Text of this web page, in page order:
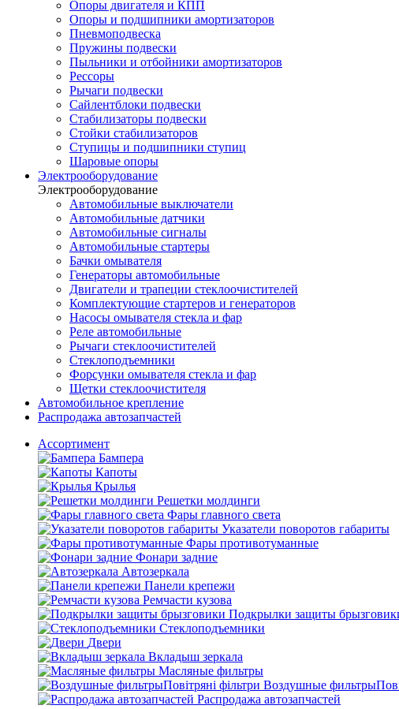
Опоры двигателя и КПП
Опоры и подшипники амортизаторов
Пневмоподвеска
Пружины подвески
Пыльники и отбойники амортизаторов
Рессоры
Рычаги подвески
Сайлентблоки подвески
Стабилизаторы подвески
Стойки стабилизаторов
Ступицы и подшипники ступиц
Шаровые опоры
Электрооборудование
Электрооборудование
Автомобильные выключатели
Автомобильные датчики
Автомобильные сигналы
Автомобильные стартеры
Бачки омывателя
Генераторы автомобильные
Двигатели и трапеции стеклоочистителей
Комплектующие стартеров и генераторов
Насосы омывателя стекла и фар
Реле автомобильные
Рычаги стеклоочистителей
Стеклоподъемники
Форсунки омывателя стекла и фар
Щетки стеклоочистителя
Автомобильное крепление
Распродажа автозапчастей
Ассортимент
Бампера
Капоты
Крылья
Решетки молдинги
Фары главного света
Указатели поворотов габариты
Фары противотуманные
Фонари задние
Автозеркала
Панели крепежи
Ремчасти кузова
Подкрылки защиты
Стеклоподъемники
Двери
Вкладыш зеркала
Масляные фильтры
Воздушные
Распродажа автозапчастей